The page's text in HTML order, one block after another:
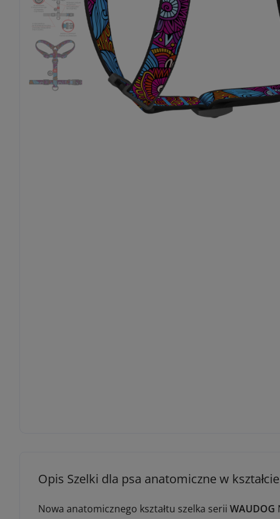
Opis Szelki dla psa anatomiczne w
Nowa anatomicznego kształtu szelka serii WAUDOG